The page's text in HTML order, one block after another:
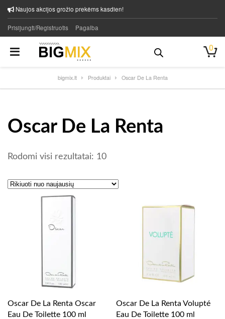
Naujos akcijos grožio prekėms kasdien!
Prisijungti/Registruotis Pagalba
0
bigmix.lt Produktai Oscar De La Renta
Oscar De La Renta
Rodomi visi rezultatai: 10Rūšiuojama pagal naujausią
Oscar De La Renta Oscar
Eau De Toilette 100 ml
Oscar De La Renta Volupté
Eau De Toilette 100 ml